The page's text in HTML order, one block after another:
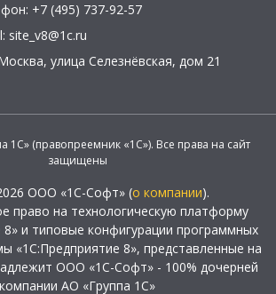
+7 (495) 737-92-57
site_v8@1c.ru
, улица Селезнёвская, дом 21
1С» (правопреемник «1С»). Все права на сайт
защищены
ООО «1С-Софт» (о компании).
право на технологическую платформу
8» и типовые конфигурации программных
«1С:Предприятие 8», представленные на
ООО «1С-Софт» - 100% дочерней
компании АО «Группа 1С»